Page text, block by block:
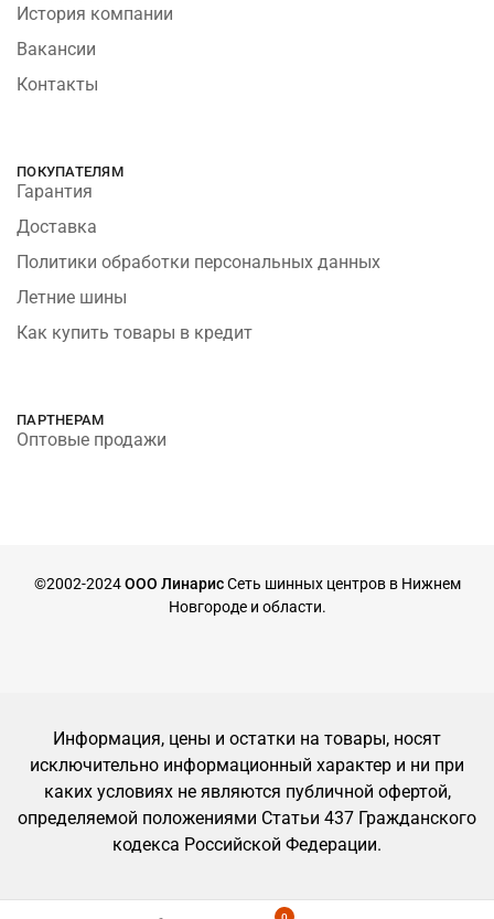
История компании
Вакансии
Контакты
ПОКУПАТЕЛЯМ
Гарантия
Доставка
Политики обработки персональных данных
Летние шины
Как купить товары в кредит
ПАРТНЕРАМ
Оптовые продажи
©2002-2024ООО ЛинарисСеть шинных центров в Нижнем
Новгороде и области.
Информация, цены и остатки на товары, носят
исключительно информационный характер и ни при
каких условиях не являются публичной офертой,
определяемой положениями Статьи 437 Гражданского
кодекса Российской Федерации.